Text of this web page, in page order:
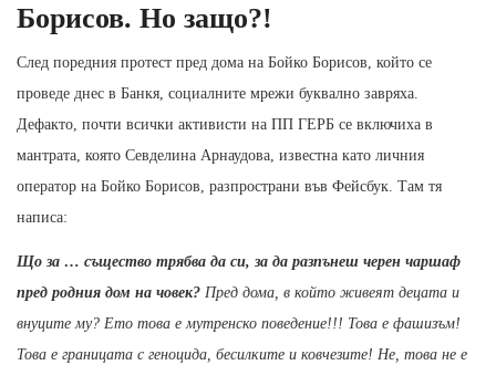
Борисов. Но защо?!
След поредния протест пред дома на Бойко Борисов, който се
проведе днес в Банкя, социалните мрежи буквално завряха.
Дефакто, почти всички активисти на ПП ГЕРБ се включиха в
мантрата, която Севделина Арнаудова, известна като личния
оператор на Бойко Борисов, разпространи във Фейсбук. Там тя
написа:
Що за … същество трябва да си, за да разпънеш черен чаршаф
пред родния дом на човек? Пред дома, в който живеят децата и
внуците му? Ето това е мутренско поведение!!! Това е фашизъм!
Това е границата с геноцида, бесилките и ковчезите! Не, това не е